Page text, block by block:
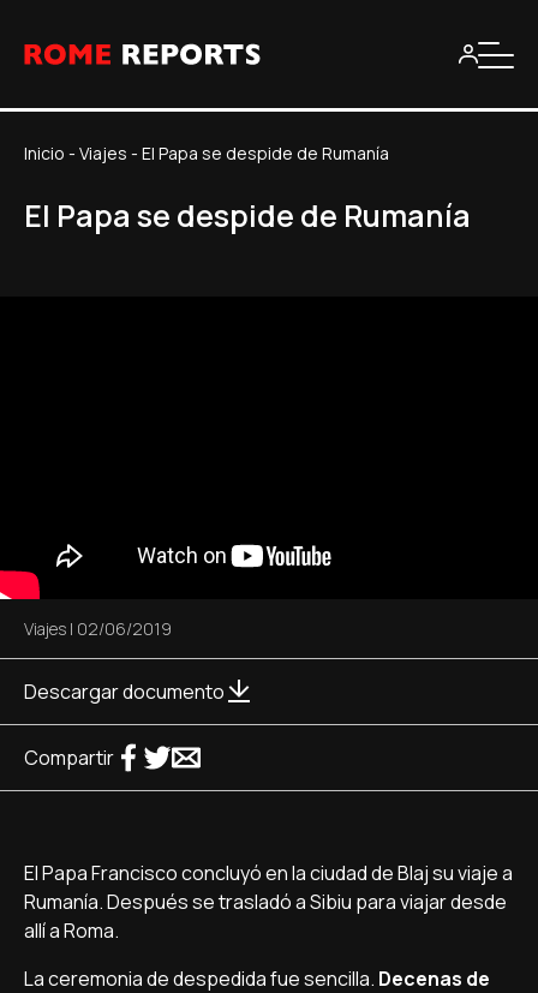
Inicio - Viajes - El Papa se despide de Rumanía
El Papa se despide de Rumanía
Viajes | 02/06/2019
Descargar documento
Compartir
El Papa Francisco concluyó en la ciudad de Blaj su viaje a
Rumanía. Después se trasladó a Sibiu para viajar desde
allí a Roma.
La ceremonia de despedida fue sencilla. Decenas de